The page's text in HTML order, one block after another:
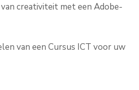
creativiteit met een Adobe-
van een Cursus ICT voor uw